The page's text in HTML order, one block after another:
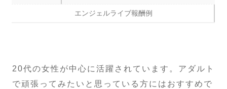
エンジェルライブ報酬例
20代の女性が中心に活躍されています。アダルト
で頑張ってみたいと思っている方にはおすすめで